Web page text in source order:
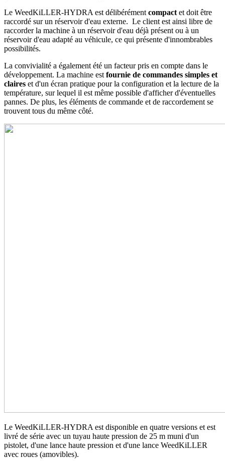
Le WeedKiLLER-HYDRA est délibérément compact et doit être
raccordé sur un réservoir d'eau externe. Le client est ainsi libre de
raccorder la machine à un réservoir d'eau déjà présent ou à un
réservoir d'eau adapté au véhicule, ce qui présente d'innombrables
possibilités.
La convivialité a également été un facteur pris en compte dans le
développement. La machine est fournie de commandes simples et
claires et d'un écran pratique pour la configuration et la lecture de la
température, sur lequel il est même possible d'afficher d'éventuelles
pannes. De plus, les éléments de commande et de raccordement se
trouvent tous du même côté.
Le WeedKiLLER-HYDRA est disponible en quatre versions et est
livré de série avec un tuyau haute pression de 25 m muni d'un
pistolet, d'une lance haute pression et d'une lance WeedKiLLER
avec roues (amovibles).